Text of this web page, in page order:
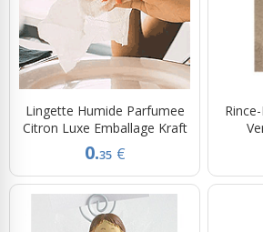
Lingette Humide Parfumee
Citron Luxe Emballage Kraft
0.35 €